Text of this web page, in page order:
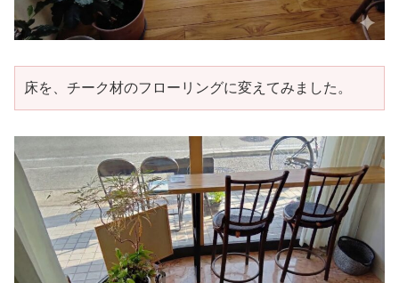
床を、チーク材のフローリングに変えてみました。